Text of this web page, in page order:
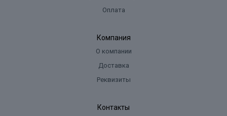
Оплата
Компания
О компании
Доставка
Реквизиты
Контакты